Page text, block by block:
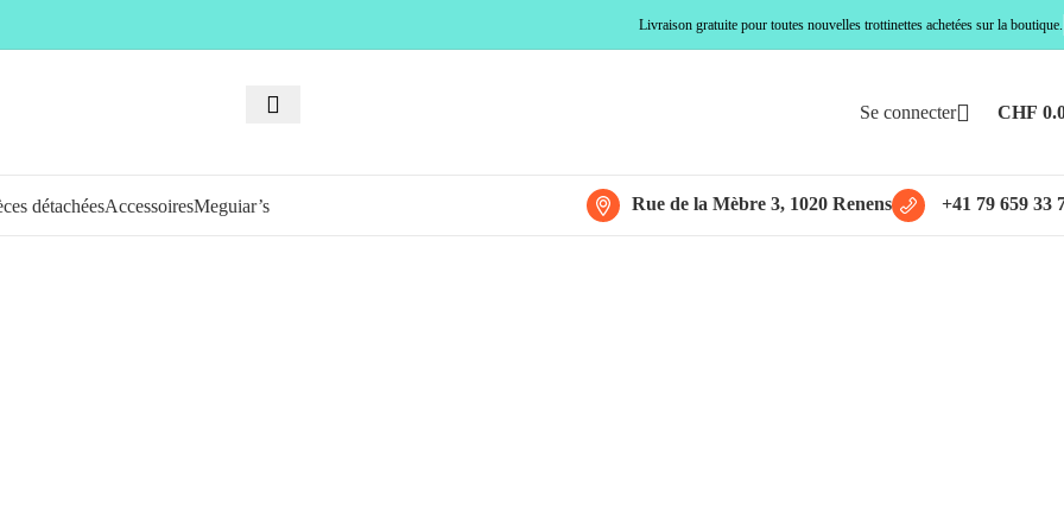
Livraison gratuite pour toutes nouvelles trottinettes achetées sur la boutique.
Se connecter CHF
détachéesAccessoiresMeguiar’s Rue de la Mèbre 3, 1020 Renens +41 79 659 33